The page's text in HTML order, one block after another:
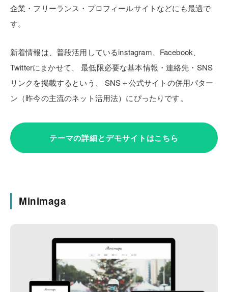
企業・フリーランス・プロフィールサイトなどにも最適で
す。
新着情報は、普段活用しているinstagram、Facebook、
Twitterにまかせて、
最低限必要な基本情報・連絡先・SNS
リンクを掲載するという、
SNS＋公式サイトの併用パター
ン（昨今の主流のネット活用法）にぴったりです。
テーマの詳細とデモサイトはこちら
Minimaga